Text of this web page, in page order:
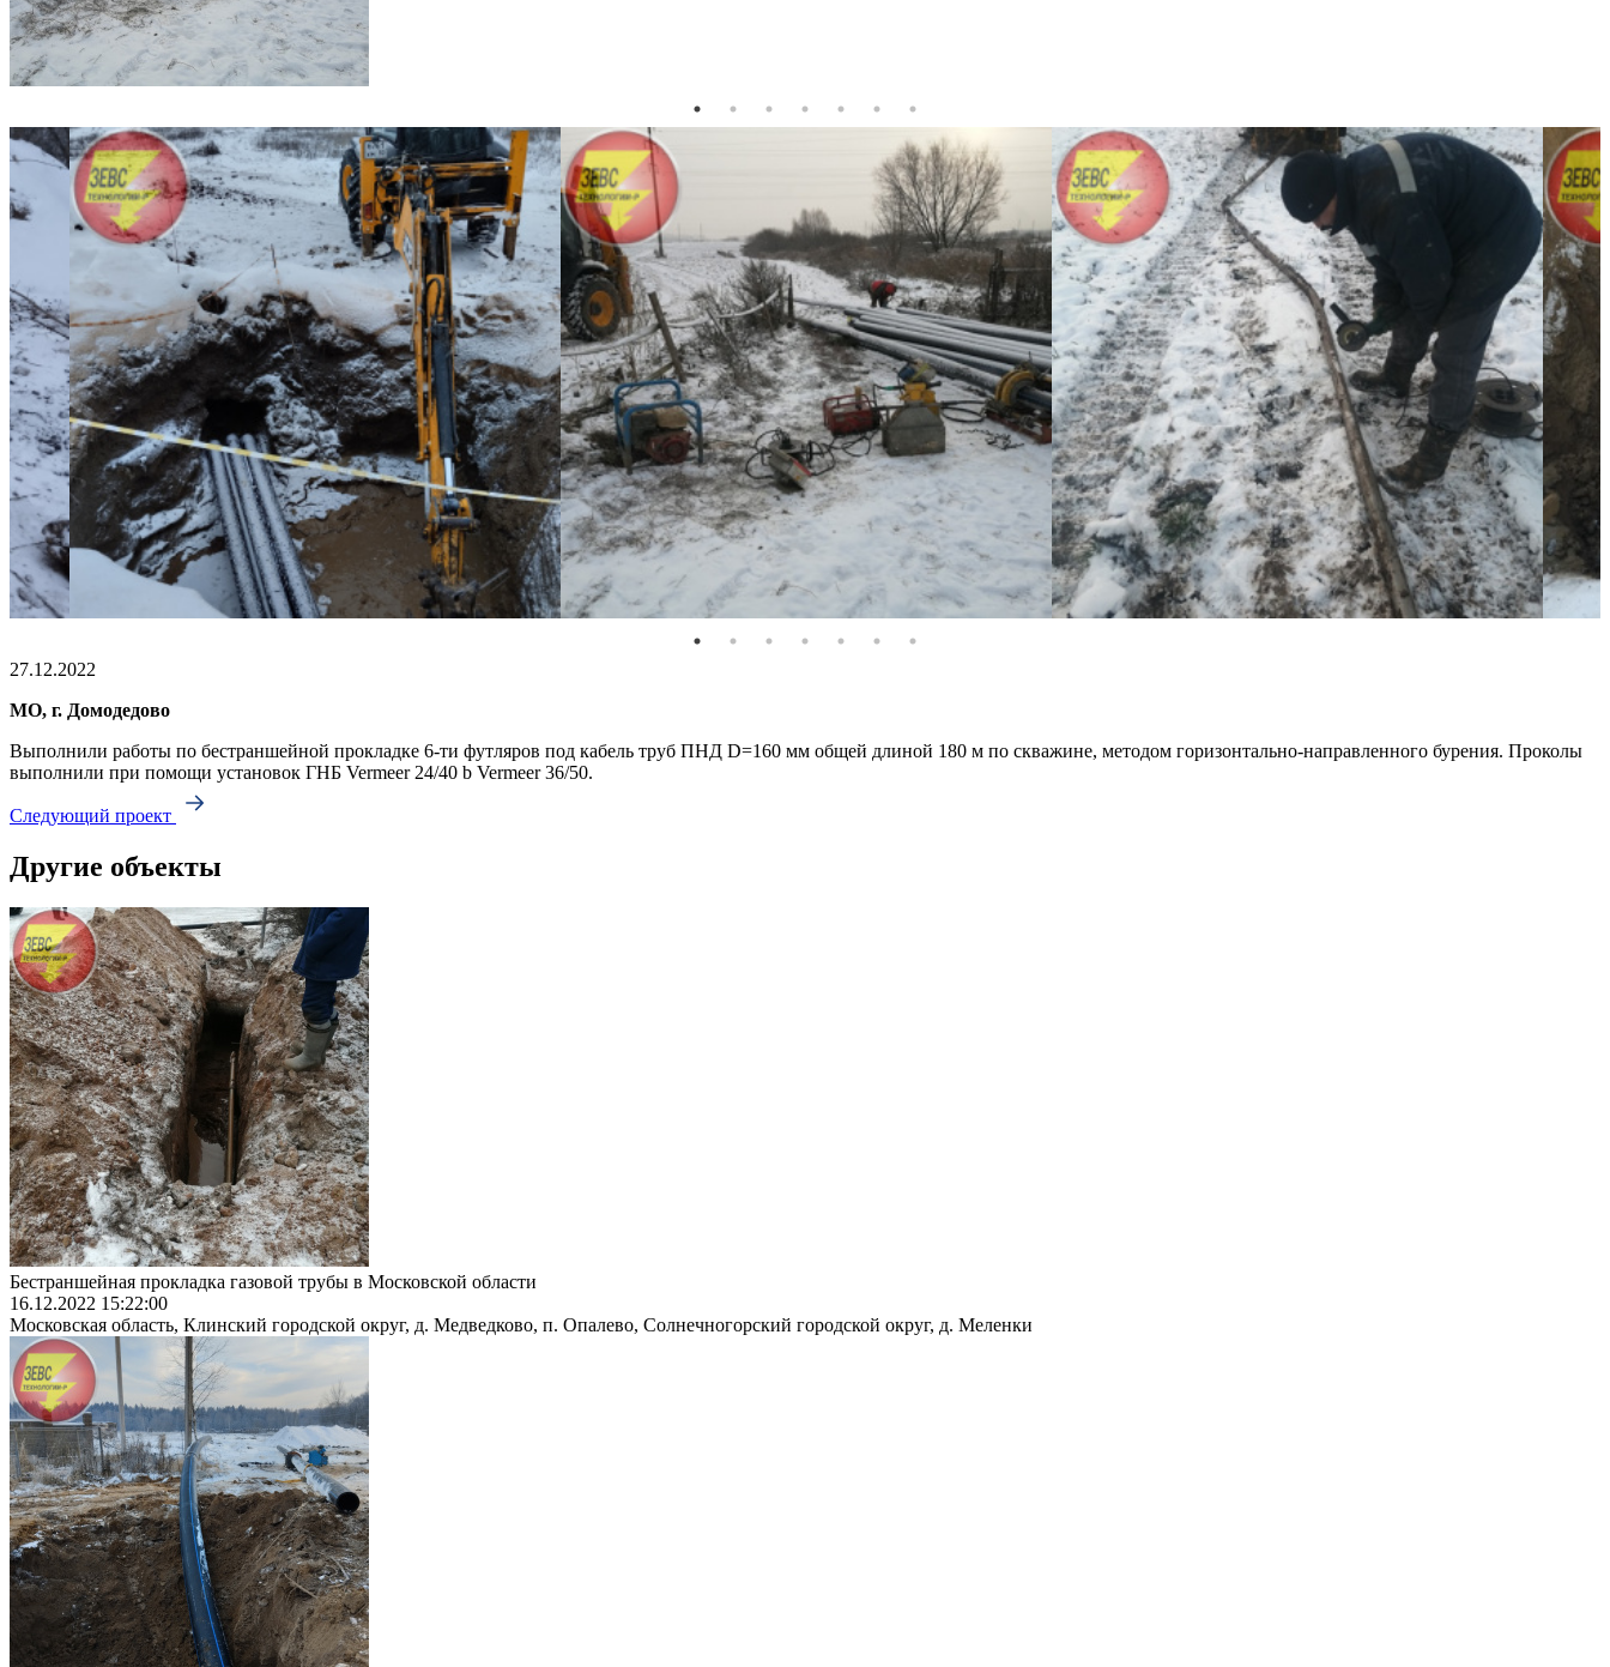
27.12.2022
МО, г. Домодедово
Выполнили работы по бестраншейной прокладке 6-ти футляров под кабель труб ПНД D=160 мм общей длиной 180 м по скважине, методом горизонтально-направленного бурения. Проколы
выполнили при помощи установок ГНБ Vermeer 24/40 b Vermeer 36/50.
Следующий проект
Другие объекты
Бестраншейная прокладка газовой трубы в Московской области
16.12.2022 15:22:00
Московская область, Клинский городской округ, д. Медведково, п. Опалево, Солнечногорский городской округ, д. Меленки